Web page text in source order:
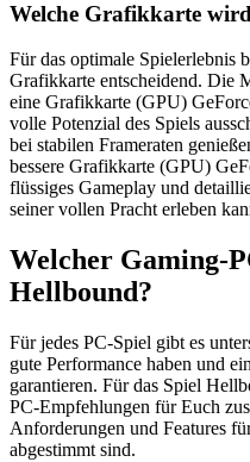
Welche Grafikkarte
Für das optimale Spielerlebnis
Grafikkarte entscheidend. Die
eine Grafikkarte (GPU)
volle Potenzial des Spiels
bei stabilen Frameraten
bessere Grafikkarte (GPU)
flüssiges Gameplay und
seiner vollen Pracht erleben
Welcher Gaming-
Hellbound?
Für jedes PC-Spiel gibt es
gute Performance haben und
garantieren. Für das Spiel
PC-Empfehlungen für Euch
Anforderungen und Features
abgestimmt sind.